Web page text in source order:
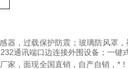
器，过载保护防震；玻璃防风罩
通讯端口边连接外围设备；一键
家，面现全国直销，自产自销，*